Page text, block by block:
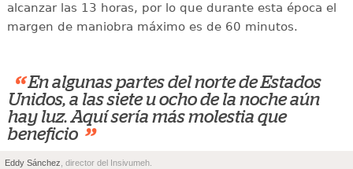
alcanzar las 13 horas, por lo que durante esta época el
margen de maniobra máximo es de 60 minutos.
“ En algunas partes del norte de Estados
Unidos, a las siete u ocho de la noche aún
hay luz. Aquí sería más molestia que
beneficio ”
Eddy Sánchez , director del Insivumeh.